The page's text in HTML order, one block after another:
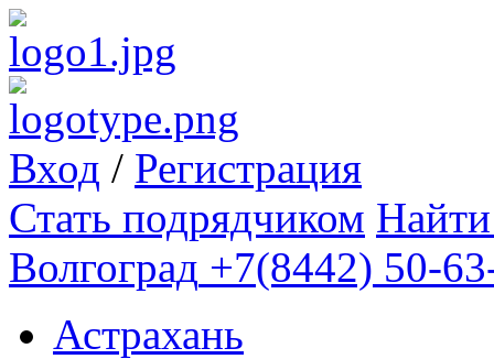
Вход / Регистрация
Стать подрядчиком
Волгоград +7(8442) 50-
Астрахань